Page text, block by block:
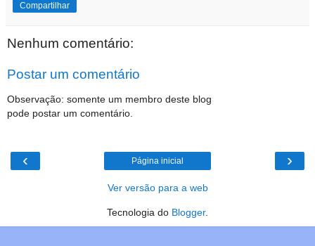
Compartilhar
Nenhum comentário:
Postar um comentário
Observação: somente um membro deste blog
pode postar um comentário.
‹ ›
Página inicial
Ver versão para a web
Tecnologia do Blogger.